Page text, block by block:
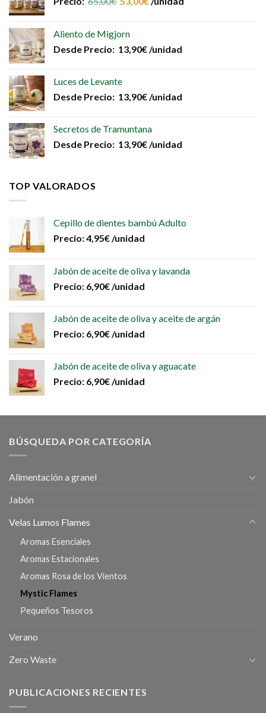
Aliento de Migjorn
Desde Precio: 13,90€/unidad
Luces de Levante
Desde Precio: 13,90€/unidad
Secretos de Tramuntana
Desde Precio: 13,90€/unidad
TOP VALORADOS
Cepillo de dientes bambú Adulto
Precio:4,95€/unidad
Jabón de aceite de oliva y lavanda
Precio: 6,90€/unidad
Jabón de aceite de oliva y aceite de argán
Precio: 6,90€/unidad
Jabón de aceite de oliva y aguacate
Precio: 6,90€/unidad
BÚSQUEDA POR CATEGORÍA
Alimentación a granel
Jabón
Velas Lumos Flames
Aromas Esenciales
Aromas Estacionales
Aromas Rosa de los Vientos
Mystic Flames
Pequeños Tesoros
Verano
Zero Waste
PUBLICACIONES RECIENTES